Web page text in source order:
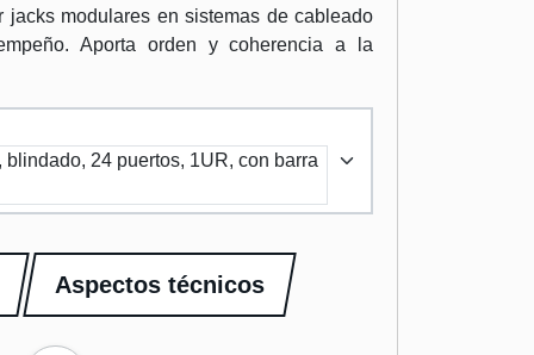
jacks modulares en sistemas de cableado
Aporta orden y coherencia a la
24 puertos, 1UR, con barra
Aspectos técnicos